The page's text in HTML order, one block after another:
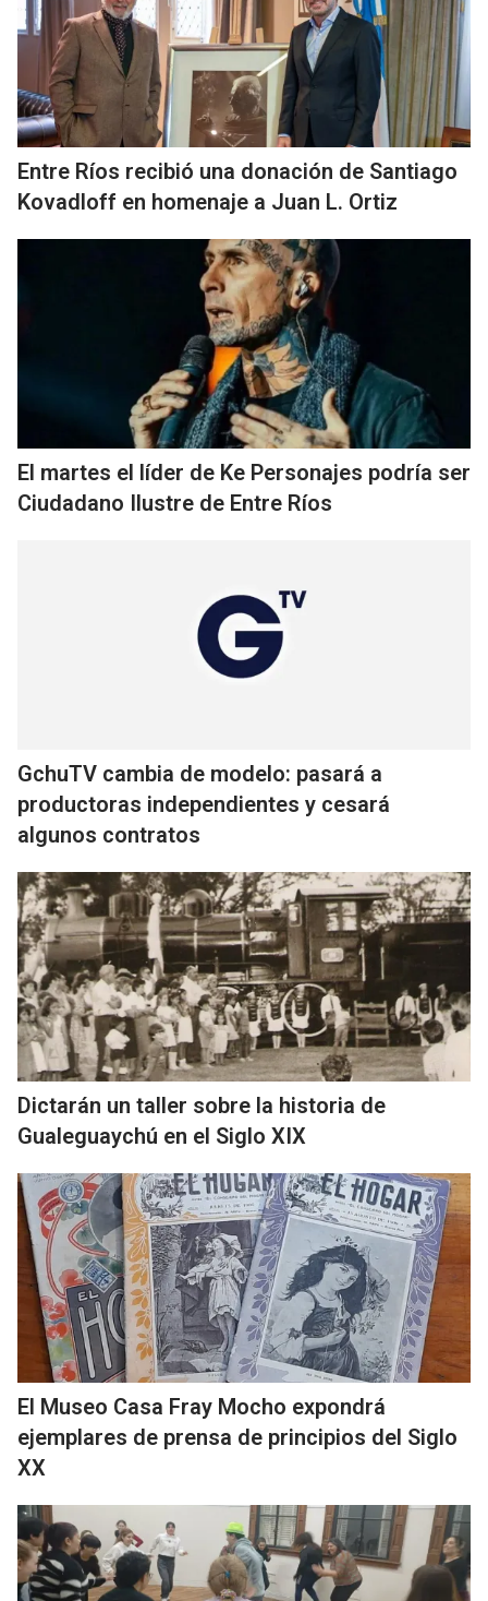
Entre Ríos recibió una donación de Santiago
Kovadloff en homenaje a Juan L. Ortiz
El martes el líder de Ke Personajes podría ser
Ciudadano Ilustre de Entre Ríos
GchuTV cambia de modelo: pasará a
productoras independientes y cesará
algunos contratos
Dictarán un taller sobre la historia de
Gualeguaychú en el Siglo XIX
El Museo Casa Fray Mocho expondrá
ejemplares de prensa de principios del Siglo
XX